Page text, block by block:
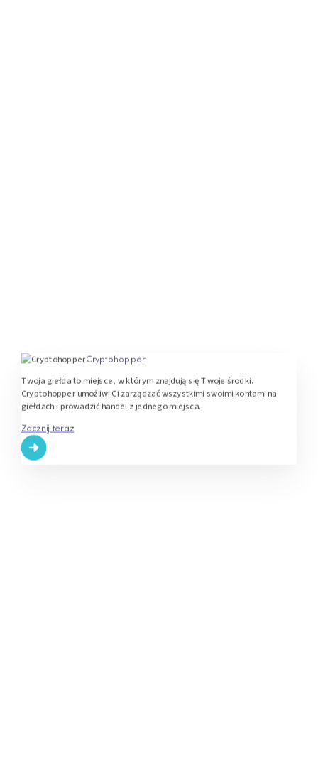
Cryptohopper
Twoja giełda to miejsce, w którym znajdują się Twoje środki.
Cryptohopper umożliwi Ci zarządzać wszystkimi swoimi kontami na
giełdach i prowadzić handel z jednego miejsca.
Zacznij teraz